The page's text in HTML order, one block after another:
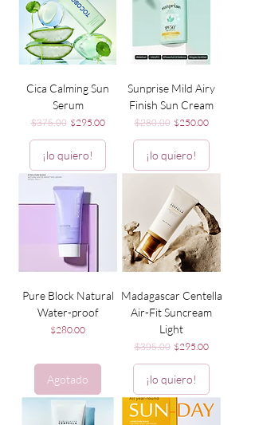
Cica Calming Sun
Serum
Precio
$375.00 Precio de oferta
$295.00
¡lo quiero!
Sunprise Mild Airy
Finish Sun Cream
Precio
$280.00 Precio de oferta
$250.00
¡lo quiero!
Pure Block Natural
Water-proof
Precio
$280.00
Agotado
Madagascar Centella
Air-Fit Suncream
Light
Precio
$395.00 Precio de oferta
$295.00
¡lo quiero!